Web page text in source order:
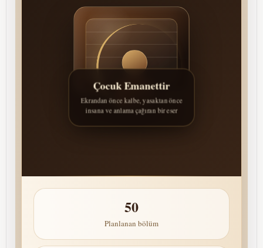
Çocuk Emanettir
Ekrandan önce kalbe, yasaktan önce
insana ve anlama çağıran bir eser
50
Planlanan bölüm